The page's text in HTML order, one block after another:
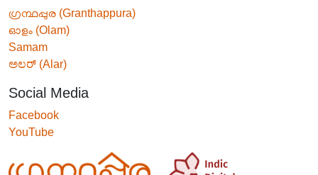
ഗ്രന്ഥപ്പുര (Granthappura)
ഓളം (Olam)
Samam
ಅಲರ್ (Alar)
Social Media
Facebook
YouTube